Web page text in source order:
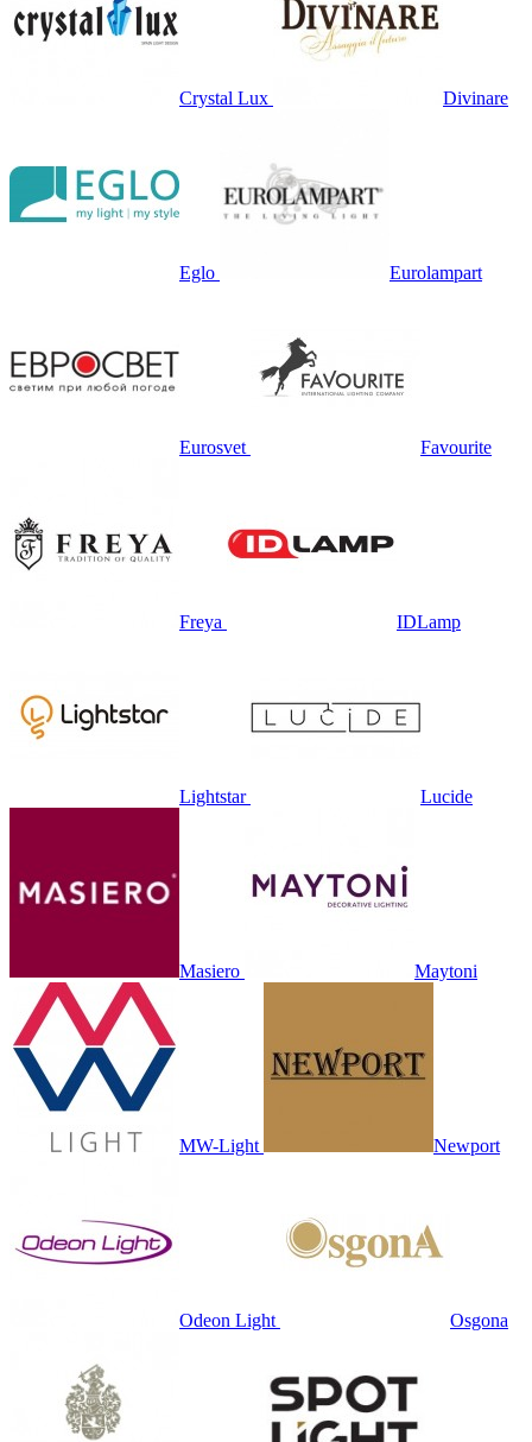
Crystal Lux Divinare
Eglo Eurolampart
Eurosvet Favourite
Freya IDLamp
Lightstar Lucide
Masiero Maytoni
MW-Light Newport
Odeon Light Osgona